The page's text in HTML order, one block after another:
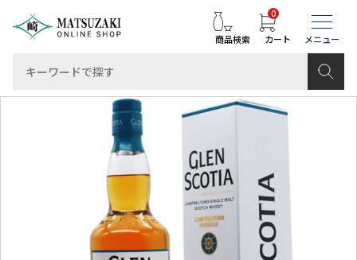
商品検索 カート
0